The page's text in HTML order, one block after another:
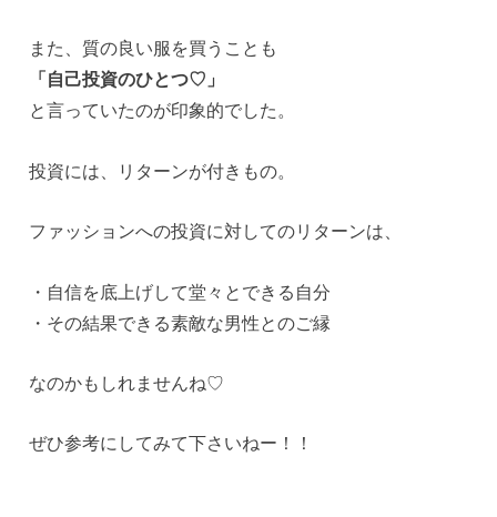
また、質の良い服を買うことも
「自己投資のひとつ♡」
と言っていたのが印象的でした。
投資には、リターンが付きもの。
ファッションへの投資に対してのリターンは、
・自信を底上げして堂々とできる自分
・その結果できる素敵な男性とのご縁
なのかもしれませんね♡
ぜひ参考にしてみて下さいねー！！